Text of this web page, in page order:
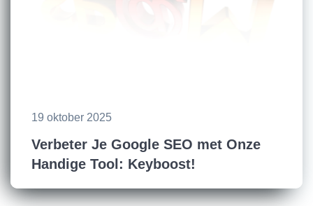
19 oktober 2025
Verbeter Je Google SEO met Onze
Handige Tool: Keyboost!